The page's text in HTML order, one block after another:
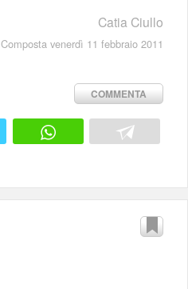
Catia Ciullo
Composta venerdì 11 febbraio 2011
COMMENTA